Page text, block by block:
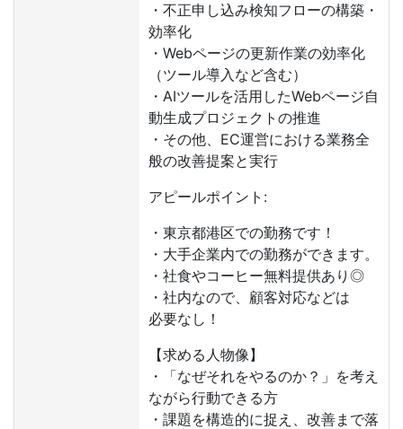
・不正申し込み検知フローの構築・
効率化
・Webページの更新作業の効率化
（ツール導入など含む）
・AIツールを活用したWebページ自
動生成プロジェクトの推進
・その他、EC運営における業務全
般の改善提案と実行
アピールポイント:
・東京都港区での勤務です！
・大手企業内での勤務ができます。
・社食やコーヒー無料提供あり◎
・社内なので、顧客対応などは
必要なし！
【求める人物像】
・「なぜそれをやるのか？」を考え
ながら行動できる方
・課題を構造的に捉え、改善まで落